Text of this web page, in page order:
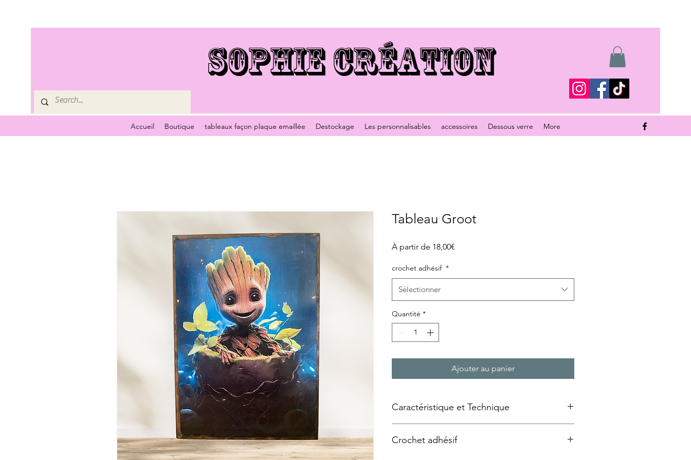
Accueil Boutique tableaux façon plaque emaillée Destockage Les personnalisables accessoires Dessous verre More
SOPHIE CRÉATION
Tableau Groot
À partir de 18,00€
crochet adhésif *
Sélectionner
Quantité *
Ajouter au panier
Caractéristique et Technique
Technique utilisée :Transfert d'image à froid sur un
Crochet adhésif